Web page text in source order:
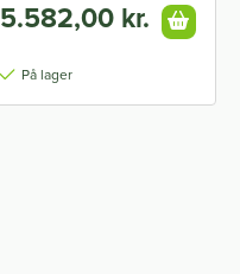
5.582,00 kr.
På lager